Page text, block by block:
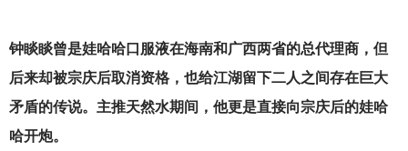
钟睒睒曾是娃哈哈口服液在海南和广西两省的总代理商，但
后来却被宗庆后取消资格，也给江湖留下二人之间存在巨大
矛盾的传说。主推天然水期间，他更是直接向宗庆后的娃哈
哈开炮。